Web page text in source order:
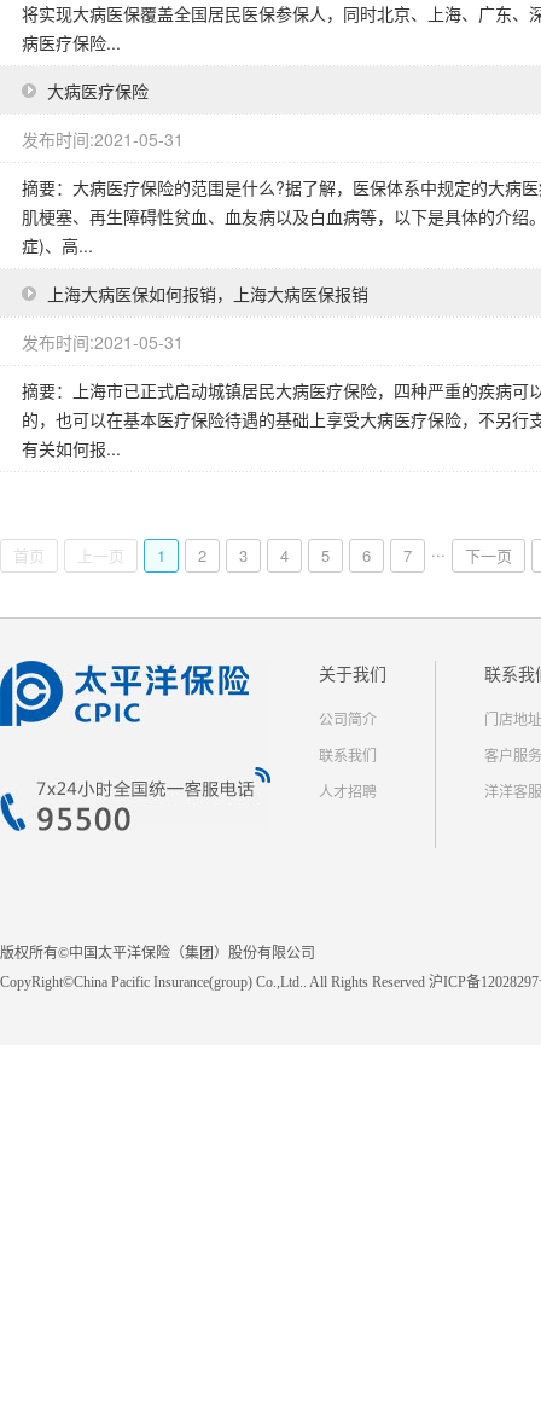
将实现大病医保覆盖全国居民医保参保人，同时北京、上海、广东
病医疗保险...
大病医疗保险
发布时间:2021-05-31
摘要：大病医疗保险的范围是什么?据了解，医保体系中规定的大病
肌梗塞、再生障碍性贫血、血友病以及白血病等，以下是具体的介
症)、高...
上海大病医保如何报销，上海大病医保报销
发布时间:2021-05-31
摘要：上海市已正式启动城镇居民大病医疗保险，四种严重的疾病
的，也可以在基本医疗保险待遇的基础上享受大病医疗保险，不另
有关如何报...
首页 上一页 1 2 3 4 5 6 7 ... 下一页
关于我们
公司简介
联系我们
人才招聘
联系我
门店地址
客户服务
洋洋客服
版权所有©中国太平洋保险（集团）股份有限公司
CopyRight©China Pacific Insurance(group) Co.,Ltd.. All Rights Reserved 沪ICP备